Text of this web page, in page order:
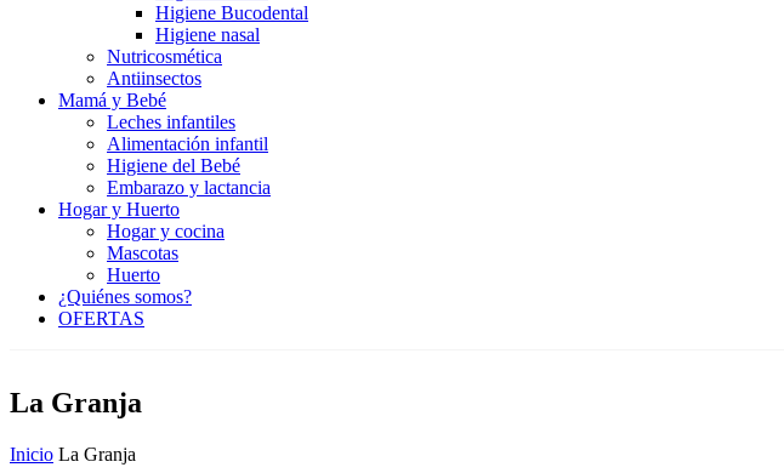
Higiene Bucodental
Higiene nasal
Nutricosmética
Antiinsectos
Mamá y Bebé
Leches infantiles
Alimentación infantil
Higiene del Bebé
Embarazo y lactancia
Hogar y Huerto
Hogar y cocina
Mascotas
Huerto
¿Quiénes somos?
OFERTAS
La Granja
Inicio La Granja